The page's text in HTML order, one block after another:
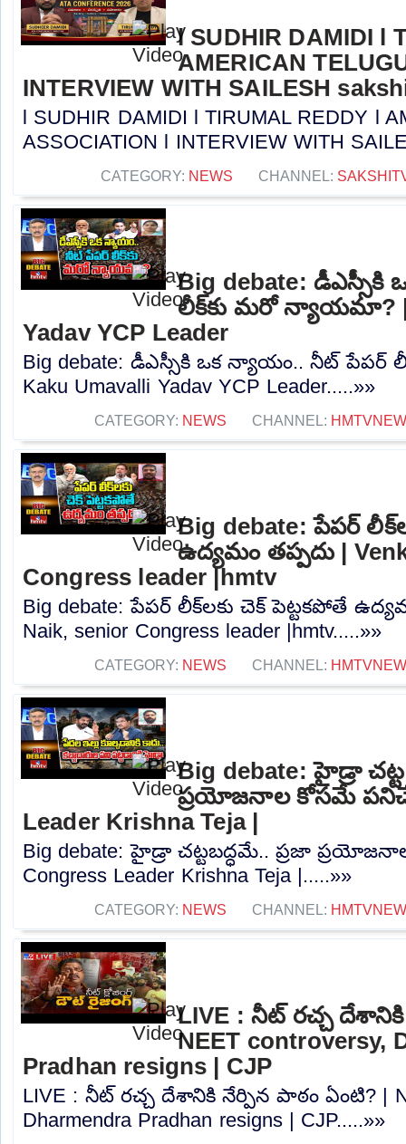
l SUDHIR DAMIDI l
AMERICAN
INTERVIEW WITH SAILESH
l SUDHIR DAMIDI l TIRUMAL REDDY l
ASSOCIATION l INTERVIEW WITH
CATEGORY: NEWS CHANNEL:
Big debate:
లీక్‌కు మరో న్యాయమా? |
Yadav YCP Leader
Big debate: డీఎస్సీకి ఒక న్యాయం.. నీట్
Kaku Umavalli Yadav YCP Leader.....»»
CATEGORY: NEWS CHANNEL:
Big debate: పేపర్
ఉద్యమం తప్పదు |
Congress leader |hmtv
Big debate: పేపర్ లీక్‌లకు చెక్ పెట్టకపోతే
Naik, senior Congress leader |hmtv.....»»
CATEGORY: NEWS CHANNEL:
Big debate: హైడ్రా
ప్రయోజనాల కోసమే
Leader Krishna Teja |
Big debate: హైడ్రా చట్టబద్ధమే.. ప్రజా
Congress Leader Krishna Teja |.....»»
CATEGORY: NEWS CHANNEL:
LIVE : నీట్ రచ్చ
NEET controversy,
Pradhan resigns | CJP
LIVE : నీట్ రచ్చ దేశానికి నేర్పిన పాఠం ఏంటి? |
Dharmendra Pradhan resigns | CJP.....»»